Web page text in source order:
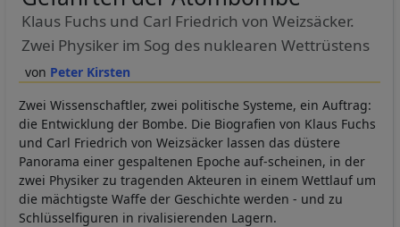
Peter Kirsten
Klaus Fuchs und Carl Friedrich von Weizsäcker.
Zwei Physiker im Sog des nuklearen Wettrüstens
Zwei Wissenschaftler, zwei politische Systeme, ein Auftrag:
die Entwicklung der Bombe. Die Biografien von Klaus Fuchs
und Carl Friedrich von Weizsäcker lassen das düstere
Panorama einer gespaltenen Epoche auf-scheinen, in der
zwei Physiker zu tragenden Akteuren in einem Wettlauf um
die mächtigste Waffe der Geschichte werden - und zu
Schlüsselfiguren in rivalisierenden Lagern.